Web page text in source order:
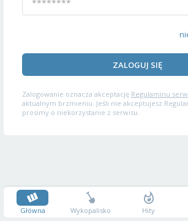
ZALOGUJ SIĘ
Zalogowanie oznacza akceptację Regulaminu
aktualnym brzmieniu. Jeśli nie akceptujesz
prosimy o niekorzystanie z serwisu.
Główna Wykopalisko Hity